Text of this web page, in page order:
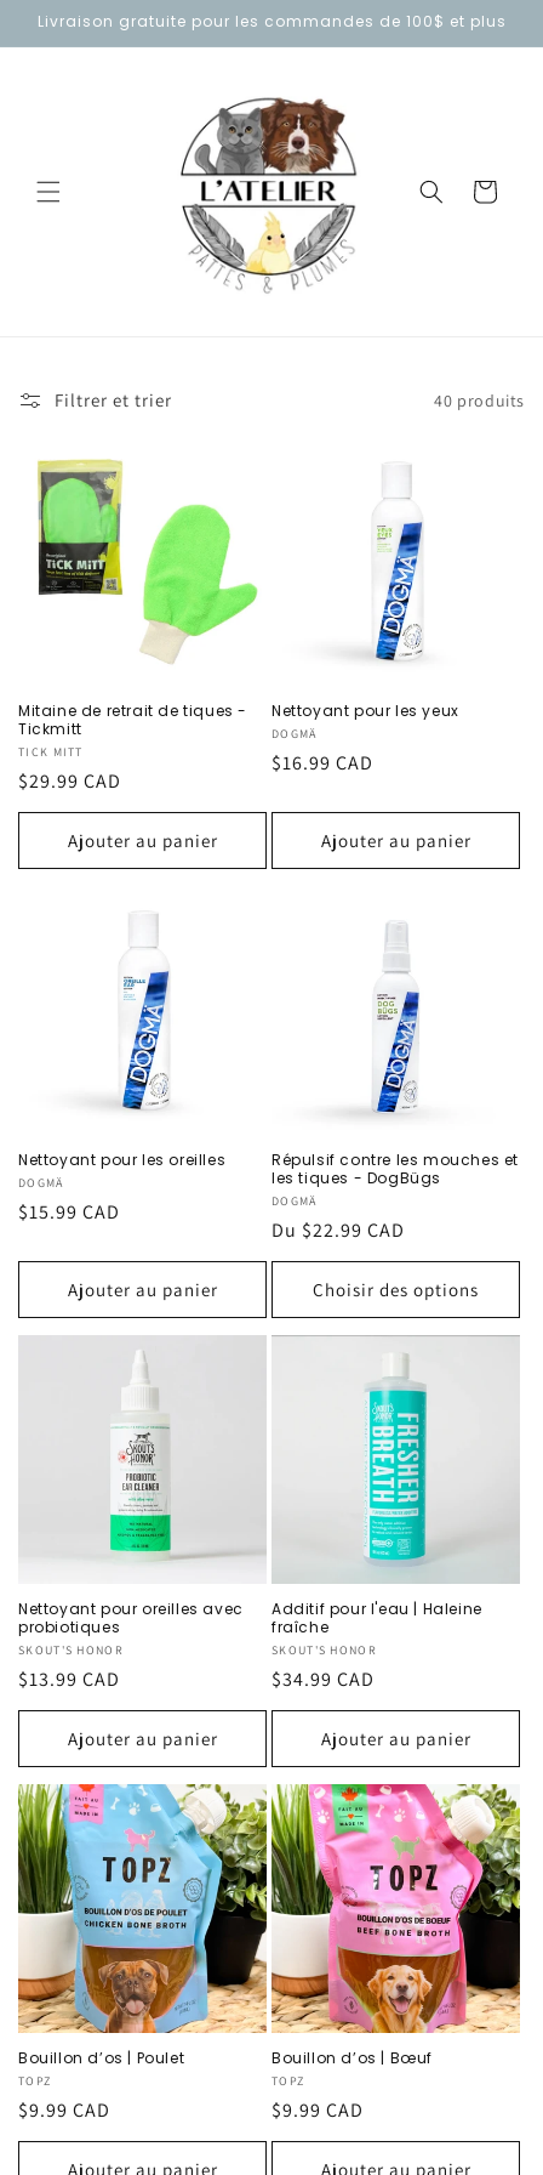
passer
au
Livraison gratuite pour les commandes de 100$ et plus
Panier
Filtrer et trier 40 produits
Mitaine de retrait de tiques -
Tickmitt
Fournisseur :
TICK MITT
Prix
habituel
$29.99 CAD
Ajouter au panier
Nettoyant pour les yeux
Fournisseur :
DOGMÄ
Prix
$16.99 CAD
Ajouter au panier
Nettoyant pour les oreilles
Fournisseur :
DOGMÄ
Prix
$15.99 CAD
Ajouter au panier
Répulsif contre les mouches et
les tiques - DogBügs
Fournisseur :
DOGMÄ
Prix
habituel
Du $22.99 CAD
Choisir des options
Nettoyant pour oreilles avec
probiotiques
Fournisseur :
SKOUT'S HONOR
Prix
habituel
$13.99 CAD
Ajouter au panier
Additif pour l'eau | Haleine
fraîche
Fournisseur :
SKOUT'S HONOR
Prix
habituel
$34.99 CAD
Ajouter au panier
Bouillon d’os | Poulet
Fournisseur :
TOPZ
Prix
habituel
$9.99 CAD
Ajouter au panier
Bouillon d’os | Bœuf
Fournisseur :
TOPZ
Prix
habituel
$9.99 CAD
Ajouter au panier